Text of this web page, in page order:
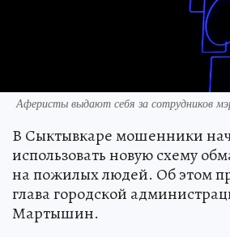
Аферисты выдают себя за сотрудников
В Сыктывкаре мошенники
использовать новую схему
на пожилых людей. Об этом
глава городской
Мартышин.